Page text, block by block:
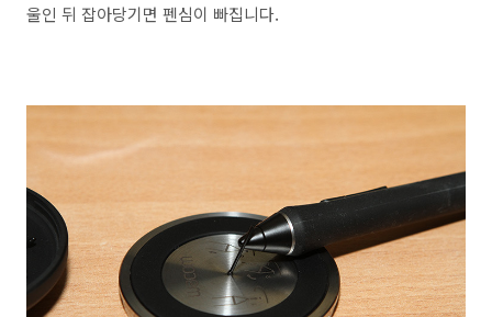
울인 뒤 잡아당기면 펜심이 빠집니다.